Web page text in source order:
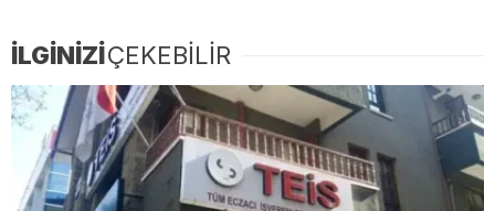
İLGİNİZİÇEKEBİLİR